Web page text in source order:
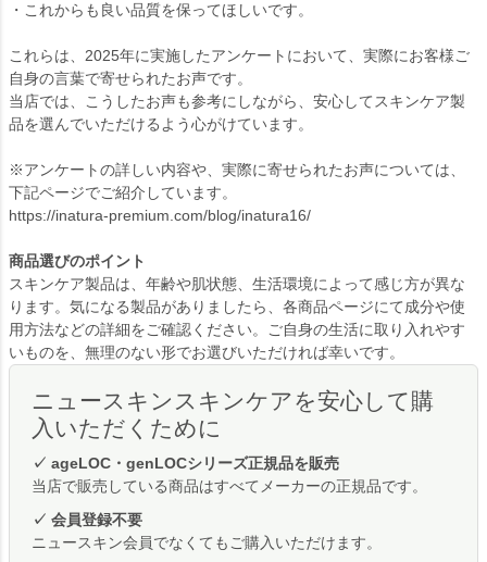
・これからも良い品質を保ってほしいです。
これらは、2025年に実施したアンケートにおいて、実際にお客様ご
自身の言葉で寄せられたお声です。
当店では、こうしたお声も参考にしながら、安心してスキンケア製
品を選んでいただけるよう心がけています。
※アンケートの詳しい内容や、実際に寄せられたお声については、
下記ページでご紹介しています。
https://inatura-premium.com/blog/inatura16/
商品選びのポイント
スキンケア製品は、年齢や肌状態、生活環境によって感じ方が異な
ります。気になる製品がありましたら、各商品ページにて成分や使
用方法などの詳細をご確認ください。ご自身の生活に取り入れやす
いものを、無理のない形でお選びいただければ幸いです。
ニュースキンスキンケアを安心して購
入いただくために
✓ ageLOC・genLOCシリーズ正規品を販売
当店で販売している商品はすべてメーカーの正規品です。
✓ 会員登録不要
ニュースキン会員でなくてもご購入いただけます。